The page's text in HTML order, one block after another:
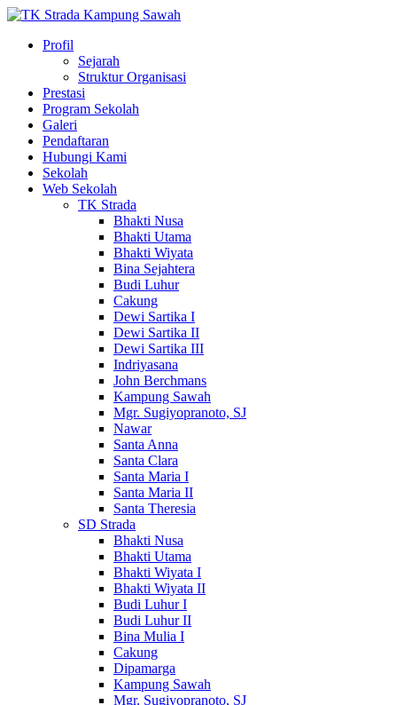
Profil
Sejarah
Struktur Organisasi
Prestasi
Program Sekolah
Galeri
Pendaftaran
Hubungi Kami
Sekolah
Web Sekolah
TK Strada
Bhakti Nusa
Bhakti Utama
Bhakti Wiyata
Bina Sejahtera
Budi Luhur
Cakung
Dewi Sartika I
Dewi Sartika II
Dewi Sartika III
Indriyasana
John Berchmans
Kampung Sawah
Mgr. Sugiyopranoto, SJ
Nawar
Santa Anna
Santa Clara
Santa Maria I
Santa Maria II
Santa Theresia
SD Strada
Bhakti Nusa
Bhakti Utama
Bhakti Wiyata I
Bhakti Wiyata II
Budi Luhur I
Budi Luhur II
Bina Mulia I
Cakung
Dipamarga
Kampung Sawah
Mgr. Sugiyopranoto, SJ